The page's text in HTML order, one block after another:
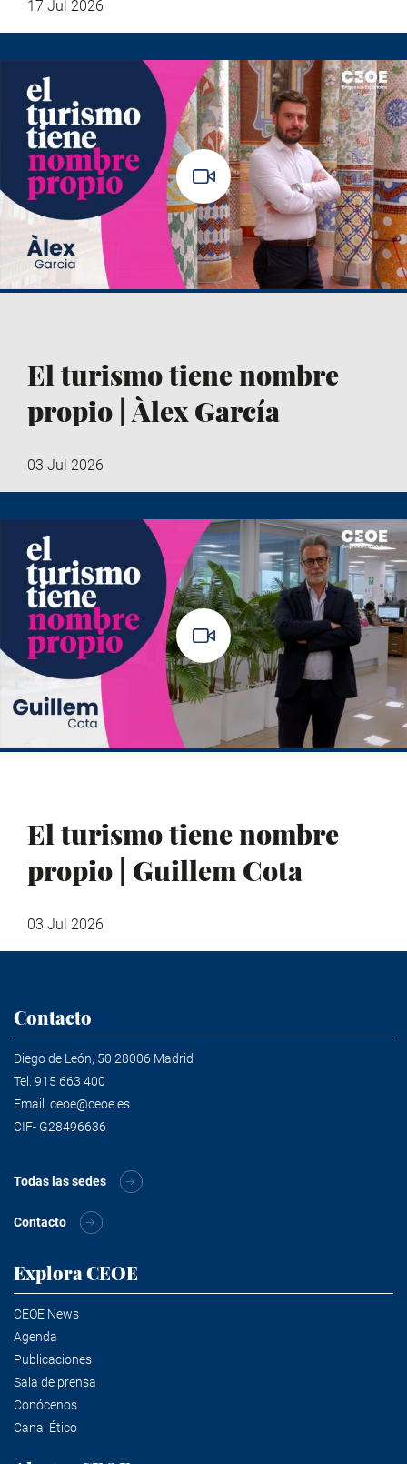
17 Jul 2026
El turismo tiene nombre
propio | Àlex García
03 Jul 2026
El turismo tiene nombre
propio | Guillem Cota
03 Jul 2026
Contacto
Diego de León, 50 28006 Madrid
Tel. 915 663 400
Email. ceoe@ceoe.es
CIF- G28496636
Todas las sedes
Contacto
Explora CEOE
CEOE News
Agenda
Publicaciones
Sala de prensa
Conócenos
Canal Ético